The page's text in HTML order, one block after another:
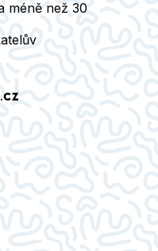
méně než 30